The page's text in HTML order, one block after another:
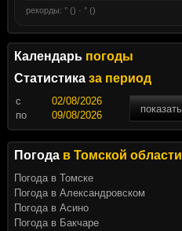
рекорды: ° () · ° ()
Календарь погоды
Статистика за период
c
показать
по
Погода в Томской области
Погода в Томске
Погода в Александровском
Погода в Асино
Погода в Бакчаре